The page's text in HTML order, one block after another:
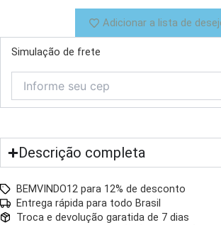
Adicionar a lista de
Simulação de frete
Descrição completa
BEMVINDO12 para 12% de desconto
Entrega rápida para todo Brasil
Troca e devolução garatida de 7 dias